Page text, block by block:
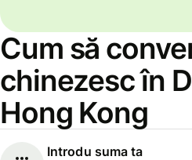
Cum să
chinezesc în
Hong Kong
Introdu suma ta